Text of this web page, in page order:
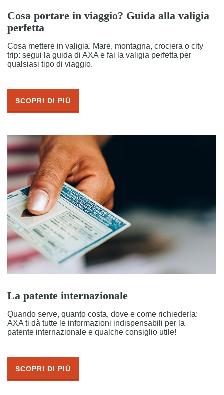
Cosa portare in viaggio? Guida alla valigia
perfetta
Cosa mettere in valigia. Mare, montagna, crociera o city
trip: segui la guida di AXA e fai la valigia perfetta per
qualsiasi tipo di viaggio.
SCOPRI DI PIÙ
La patente internazionale
Quando serve, quanto costa, dove e come richiederla:
AXA ti dà tutte le informazioni indispensabili per la
patente internazionale e qualche consiglio utile!
SCOPRI DI PIÙ